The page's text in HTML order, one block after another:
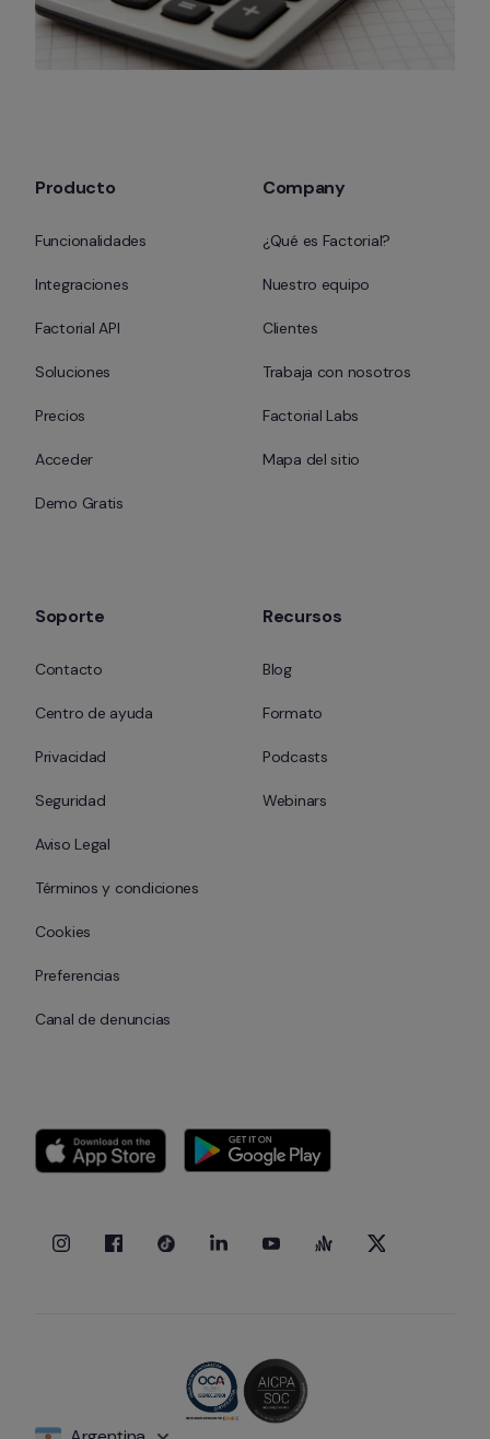
Producto
Funcionalidades
Integraciones
Factorial API
Soluciones
Precios
Acceder
Demo Gratis
Company
¿Qué es Factorial?
Nuestro equipo
Clientes
Trabaja con nosotros
Factorial Labs
Mapa del sitio
Soporte
Contacto
Centro de ayuda
Privacidad
Seguridad
Aviso Legal
Términos y condiciones
Cookies
Preferencias
Canal de denuncias
Recursos
Blog
Formato
Podcasts
Webinars